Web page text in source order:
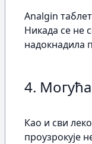
Analgin
Никада се не
надокнадила
4.
Као и сви
проузрокује